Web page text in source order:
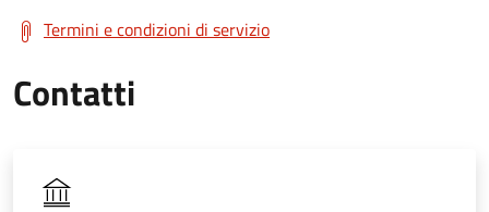
Termini e condizioni di servizio
Contatti